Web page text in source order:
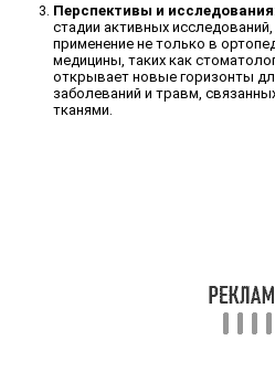
Перспективы и исследования
стадии активных
применение не только в
медицины, таких как
открывает новые горизонты
заболеваний и травм,
тканями.